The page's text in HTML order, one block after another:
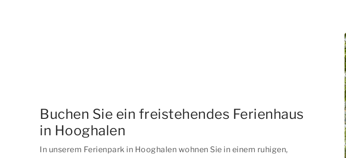
Buchen Sie ein freistehendes Ferienhaus
in Hooghalen
In unserem Ferienpark in Hooghalen wohnen Sie in einem ruhigen,